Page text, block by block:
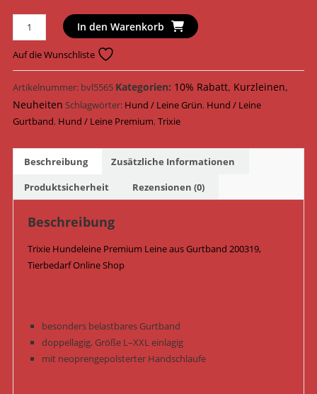
Trixie
Hundeleine
Premium
Leine
Gurtband
200319
/
Menge
In den Warenkorb
Auf die Wunschliste
Artikelnummer: bvl5565 Kategorien: 10% Rabatt, Kurzleinen,
Neuheiten Schlagwörter: Hund / Leine Grün, Hund / Leine
Gurtband, Hund / Leine Premium,Trixie
Beschreibung
Zusätzliche Informationen
Produktsicherheit
Rezensionen (0)
Beschreibung
Trixie Hundeleine Premium Leine aus Gurtband 200319,
Tierbedarf Online Shop
besonders belastbares Gurtband
doppellagig, Größe L–XXL einlagig
mit neoprengepolsterter Handschlaufe